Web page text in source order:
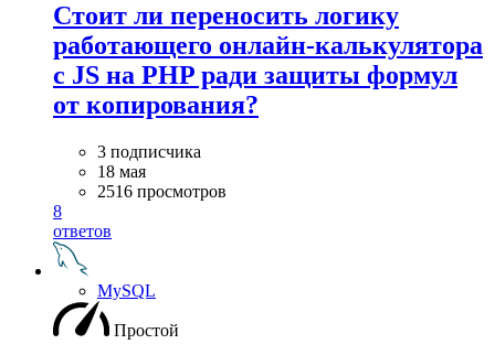
Стоит ли переносить логику
работающего онлайн-калькулятора
с JS на PHP ради защиты формул
от копирования?
3 подписчика
18 мая
2516 просмотров
8
ответов
MySQL
Простой